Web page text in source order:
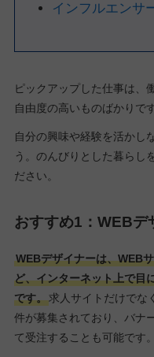
インフルエンサ
ピックアップした仕事は、
自由度の高いものばかりです
自分の興味や経験を活かし
う。のんびりとした暮らし
ださい。
おすすめ1：WEBデ
WEBデザイナーは、WEB
ど、インターネット上で目
です。求人サイトだけでな
件が募集されており、バナ
て受注することも可能です。